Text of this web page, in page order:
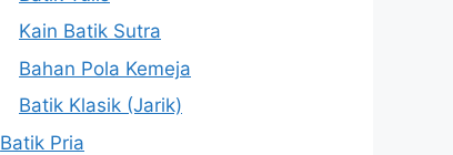
Kain Batik Sutra
Bahan Pola Kemeja
Batik Klasik (Jarik)
Batik Pria